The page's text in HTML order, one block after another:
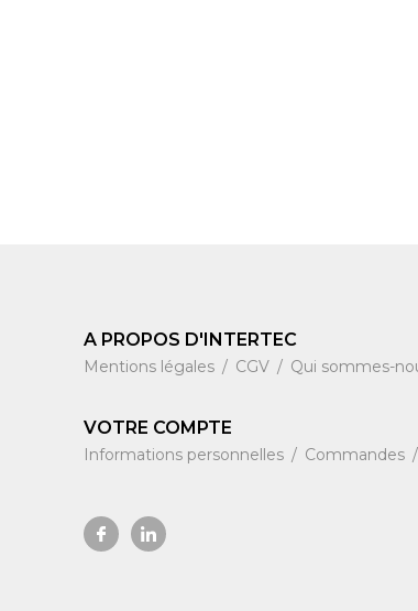
A PROPOS D'INTERTEC
Mentions légales CGV Qui sommes-
VOTRE COMPTE
Informations personnelles Commandes